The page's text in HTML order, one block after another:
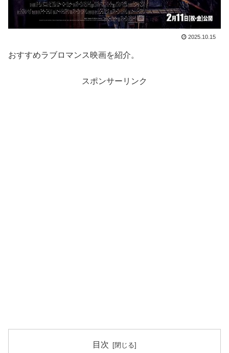
2025.10.15
おすすめラブロマンス映画を紹介。
スポンサーリンク
目次